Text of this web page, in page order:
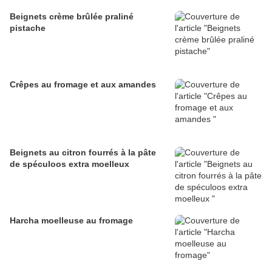
Beignets crème brûlée praliné
pistache
Crêpes au fromage et aux amandes
Beignets au citron fourrés à la pâte
de spéculoos extra moelleux
Harcha moelleuse au fromage